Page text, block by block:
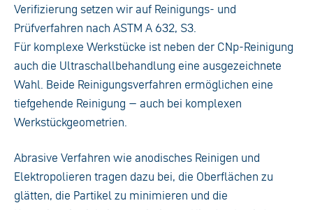
Verifizierung setzen wir auf Reinigungs- und
Prüfverfahren nach ASTM A 632, S3.
Für komplexe Werkstücke ist neben der CNp-Reinigung
auch die Ultraschallbehandlung eine ausgezeichnete
Wahl. Beide Reinigungsverfahren ermöglichen eine
tiefgehende Reinigung – auch bei komplexen
Werkstückgeometrien.
Abrasive Verfahren wie anodisches Reinigen und
Elektropolieren tragen dazu bei, die Oberflächen zu
glätten, die Partikel zu minimieren und die